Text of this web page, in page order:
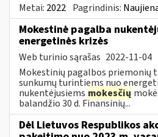
Metai: 2022 Pagrindinis:
Mokestinė pagalba
energetinės krizės
Web turinio sąrašas 2022-11-04
Mokestinių pagalbos priemonių
sunkumų turintiems nuo
nukentėjusiems mokesčių
balandžio 30 d. Finansinių...
Dėl Lietuvos Respublikos